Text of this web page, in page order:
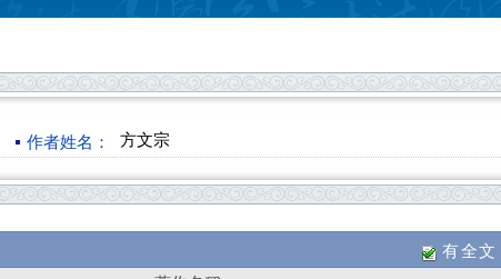
作者姓名： 方文宗
有全文